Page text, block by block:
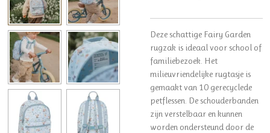
Deze schattige Fairy Garden
rugzak is ideaal voor school of
familiebezoek. Het
milieuvriendelijke rugtasje is
gemaakt van 10 gerecyclede
petflessen. De schouderbanden
zijn verstelbaar en kunnen
worden ondersteund door de